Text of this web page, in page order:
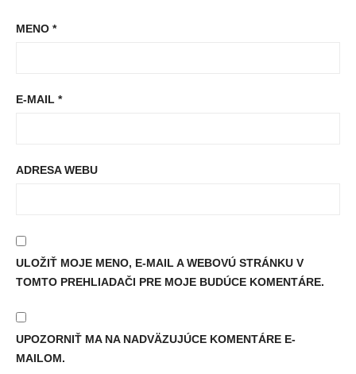
MENO *
E-MAIL *
ADRESA WEBU
ULOŽIŤ MOJE MENO, E-MAIL A WEBOVÚ STRÁNKU V
TOMTO PREHLIADAČI PRE MOJE BUDÚCE KOMENTÁRE.
UPOZORNIŤ MA NA NADVÄZUJÚCE KOMENTÁRE E-
MAILOM.